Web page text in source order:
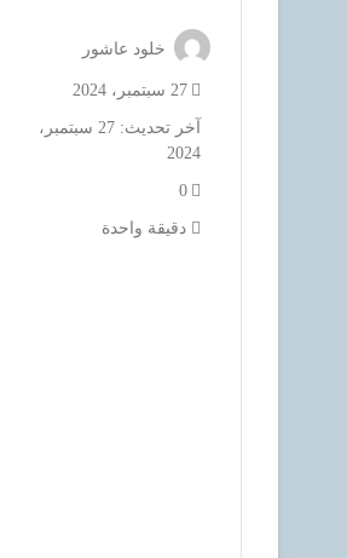
خلود عاشور
27 سبتمبر، 2024
آخر تحديث: 27 سبتمبر،
2024
0
دقيقة واحدة